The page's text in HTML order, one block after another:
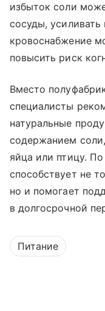
избыток соли
сосуды, усиливать
кровоснабжение
повысить риск
Вместо
специалисты
натуральные
содержанием
яйца или птицу.
способствует не
но и помогает
в долгосрочной
Питание